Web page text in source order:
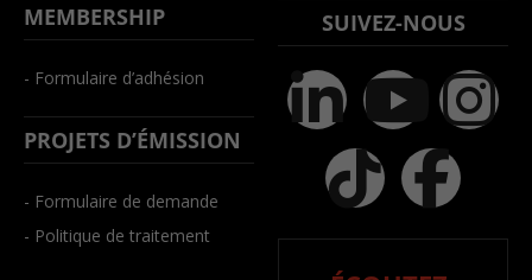
MEMBERSHIP
- Formulaire d’adhésion
PROJETS D’ÉMISSION
- Formulaire de demande
- Politique de traitement
SUIVEZ-NOUS